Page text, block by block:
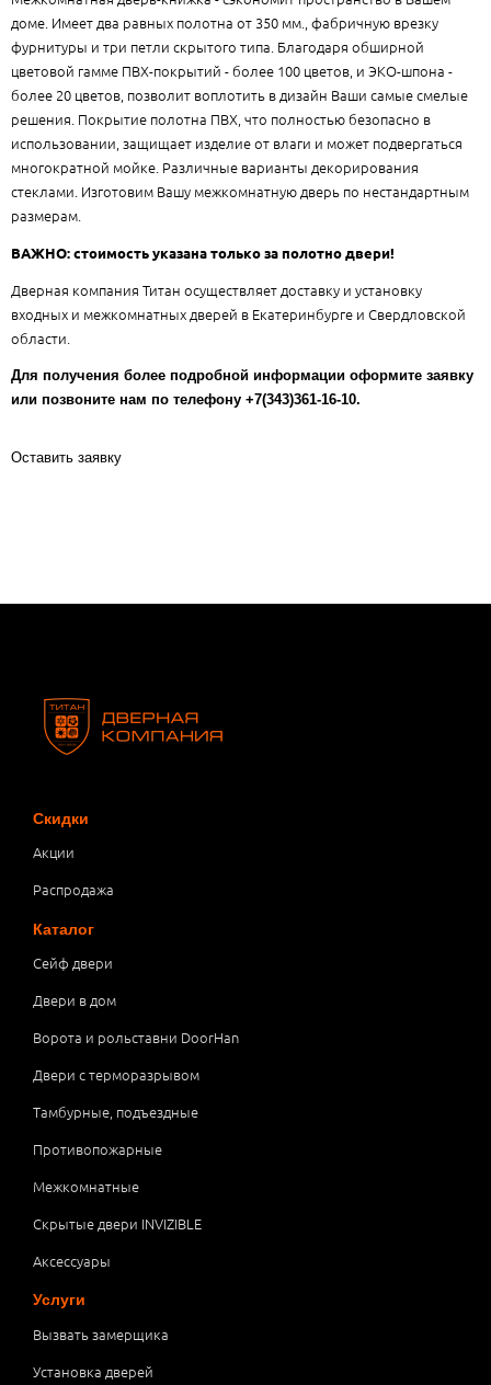
доме. Имеет два равных полотна от 350 мм., фабричную врезку
фурнитуры и три петли скрытого типа. Благодаря обширной
цветовой гамме ПВХ-покрытий - более 100 цветов, и ЭКО-шпона -
более 20 цветов, позволит воплотить в дизайн Ваши самые смелые
решения. Покрытие полотна ПВХ, что полностью безопасно в
использовании, защищает изделие от влаги и может подвергаться
многократной мойке. Различные варианты декорирования
стеклами. Изготовим Вашу межкомнатную дверь по нестандартным
размерам.
ВАЖНО: стоимость указана только за полотно двери!
Дверная компания Титан осуществляет доставку и установку
входных и межкомнатных дверей в Екатеринбурге и Свердловской
области.
Для получения более подробной информации оформите заявку
или позвоните нам по телефону +7(343)361-16-10.
Оставить заявку
Скидки
Акции
Распродажа
Каталог
Сейф двери
Двери в дом
Ворота и рольставни DoorHan
Двери с терморазрывом
Тамбурные, подъездные
Противопожарные
Межкомнатные
Скрытые двери INVIZIBLE
Аксессуары
Услуги
Вызвать замерщика
Установка дверей